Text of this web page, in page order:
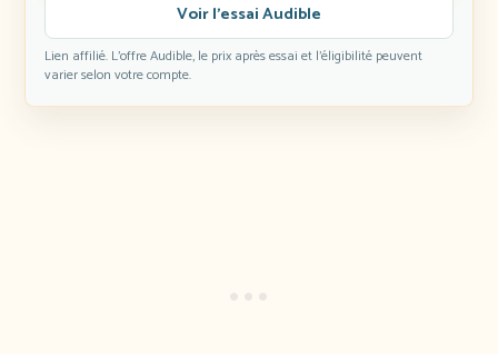
Voir l’essai Audible
Lien affilié. L’offre Audible, le prix après essai et l’éligibilité peuvent
varier selon votre compte.